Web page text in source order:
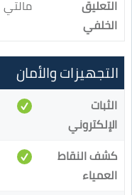
التعليق
الخلفي
مالتي
التجهيزات والأمان
الثبات
الإلكتروني
كشف النقاط
العمياء